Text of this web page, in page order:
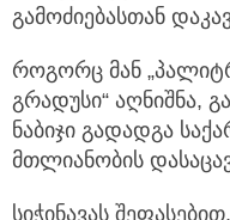
გამოძიებასთან
როგორც მან
გრადუსი“ აღნიშნა,
ნაბიჯი გადადგა
მთლიანობის
სიჭინავას